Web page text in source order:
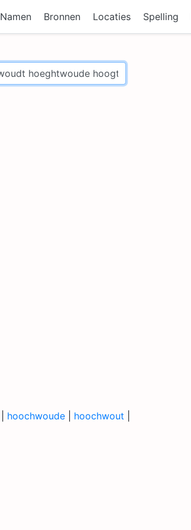
Namen Bronnen Locaties Spelling
hoochwoude hoochwout